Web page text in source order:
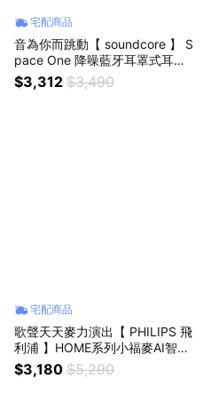
宅配商品
音為你而跳動【 soundcore 】 S
pace One 降噪藍牙耳罩式耳機
( A3035 ) 生日禮物/交換禮物/
出國/零干擾/全天候舒適/輕奢科
$3,312 $3,490
宅配商品
歌聲天天麥力演出【 PHILIPS 飛
利浦 】HOME系列小福麥AI智能
K歌藍牙音箱 (TAS2509WT) 露
營必備/生日禮物/立體音效/暖心
$3,180 $5,290